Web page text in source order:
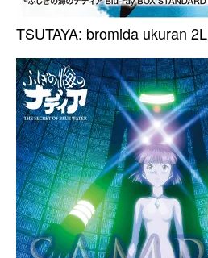
TSUTAYA: bromida ukuran 2L